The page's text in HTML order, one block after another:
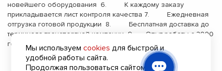
новейшего оборудования 6. К каждому заказу
прикладывается лист контроля качества 7. Ежедневная
отгрузка готовой продукции 8. Бесплатная доставка до
терминала транспортной компании 9. Опыт работы с 2000
года
Мы используемcookies для быстрой и
удобной работы сайта.
Продолжая пользоваться сайтом, вы